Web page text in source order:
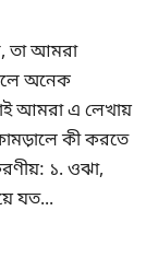
তা আমরা
অনেক
আমরা এ লেখায়
কী করতে
১. ওঝা,
যত...